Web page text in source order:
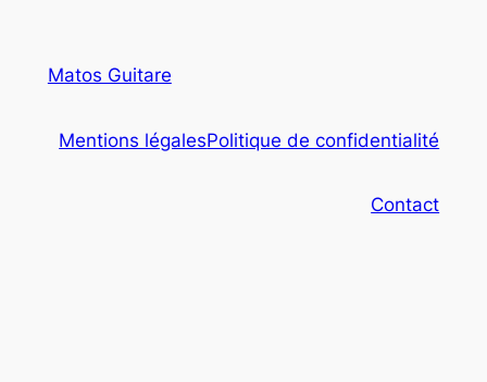
Matos Guitare
Mentions légalesPolitique de confidentialité
Contact